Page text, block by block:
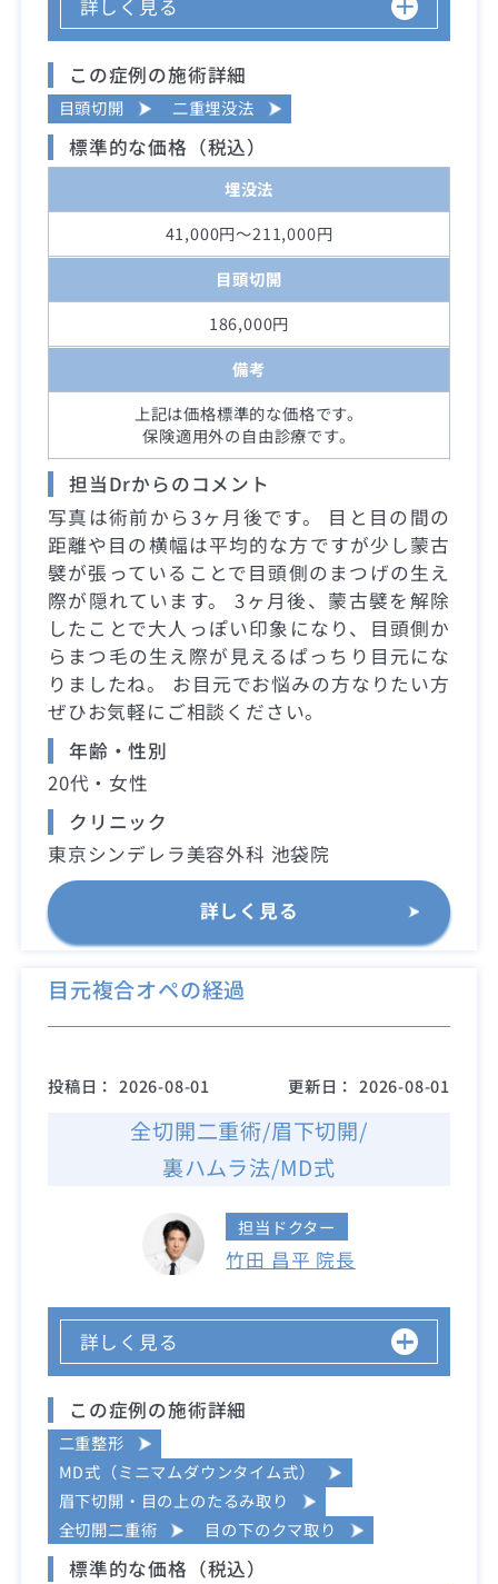
詳しく見る
この症例の施術詳細
目頭切開 二重埋没法
標準的な価格（税込）
埋没法
41,000円～211,000円
目頭切開
186,000円
備考
上記は価格標準的な価格です。
保険適用外の自由診療です。
担当Drからのコメント
写真は術前から3ヶ月後です。 目と目の間の
距離や目の横幅は平均的な方ですが少し蒙古
襞が張っていることで目頭側のまつげの生え
際が隠れています。 3ヶ月後、蒙古襞を解除
したことで大人っぽい印象になり、目頭側か
らまつ毛の生え際が見えるぱっちり目元にな
りましたね。 お目元でお悩みの方なりたい方
ぜひお気軽にご相談ください。
年齢・性別
20代・女性
クリニック
東京シンデレラ美容外科 池袋院
詳しく見る
目元複合オペの経過
投稿日： 2026-08-01 更新日： 2026-08-01
全切開二重術/眉下切開/
裏ハムラ法/MD式
担当ドクター
竹田 昌平 院長
詳しく見る
この症例の施術詳細
二重整形
MD式（ミニマムダウンタイム式）
眉下切開・目の上のたるみ取り
全切開二重術
目の下のクマ取り
標準的な価格（税込）